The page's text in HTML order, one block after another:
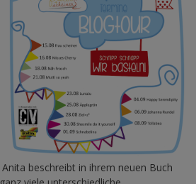
Anita beschreibt in ihrem neuen Buch